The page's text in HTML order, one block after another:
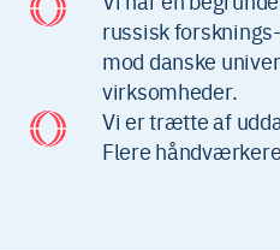
russisk
mod danske
virksomheder.
Vi er trætte af
Flere